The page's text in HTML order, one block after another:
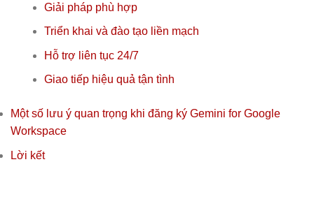
Giải pháp phù hợp
Triển khai và đào tạo liền mạch
Hỗ trợ liên tục 24/7
Giao tiếp hiệu quả tận tình
Một số lưu ý quan trọng khi đăng ký Gemini for Google
Workspace
Lời kết